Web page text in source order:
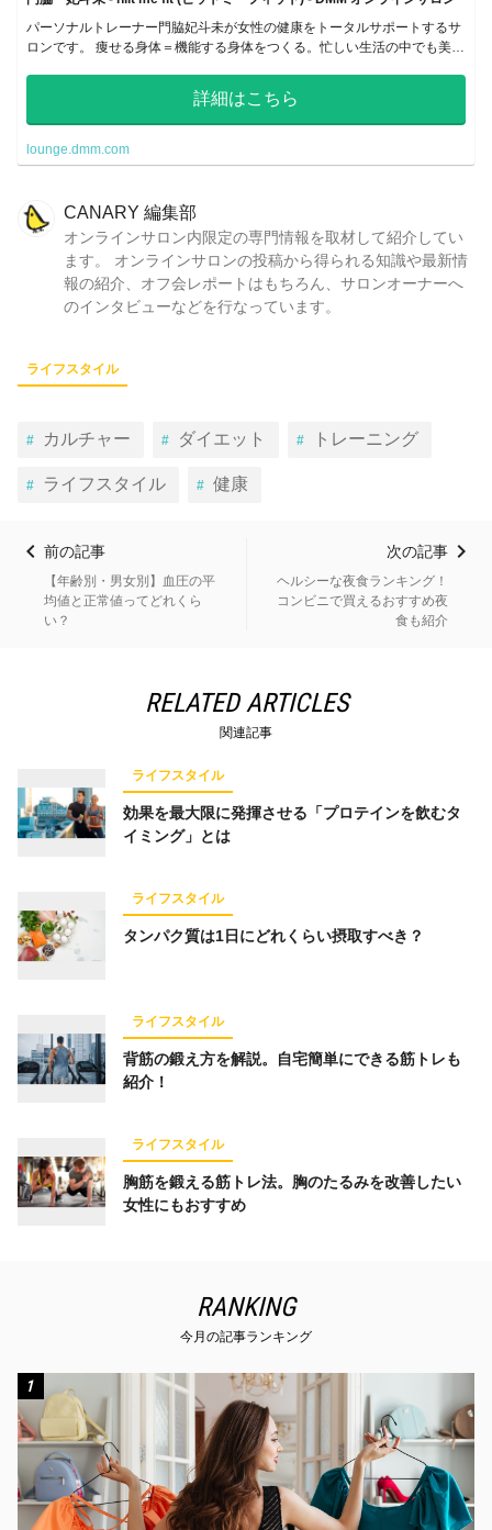
パーソナルトレーナー門脇妃斗未が女性の健康をトータルサポートするサ
ロンです。 痩せる身体＝機能する身体をつくる。忙しい生活の中でも美し
詳細はこちら
lounge.dmm.com
CANARY 編集部
オンラインサロン内限定の専門情報を取材して紹介してい
ます。 オンラインサロンの投稿から得られる知識や最新情
報の紹介、オフ会レポートはもちろん、サロンオーナーへ
のインタビューなどを行なっています。
ライフスタイル
カルチャー ダイエット トレーニング
ライフスタイル 健康
前の記事
【年齢別・男女別】血圧の平
均値と正常値ってどれくら
い？
次の記事
ヘルシーな夜食ランキング！
コンビニで買えるおすすめ夜
食も紹介
RELATED ARTICLES
関連記事
ライフスタイル
効果を最大限に発揮させる「プロテインを飲むタ
イミング」とは
ライフスタイル
タンパク質は1日にどれくらい摂取すべき？
ライフスタイル
背筋の鍛え方を解説。自宅簡単にできる筋トレも
紹介！
ライフスタイル
胸筋を鍛える筋トレ法。胸のたるみを改善したい
女性にもおすすめ
RANKING
今月の記事ランキング
1